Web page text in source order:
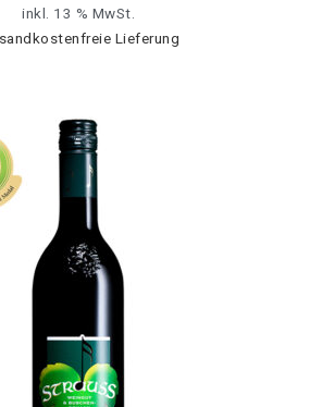
inkl. 13 % MwSt.
Lieferung